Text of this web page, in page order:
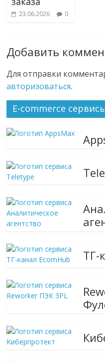
23.06.2026 0
Добавить
Для отправки
авторизоваться.
E-commerce
ТГ-